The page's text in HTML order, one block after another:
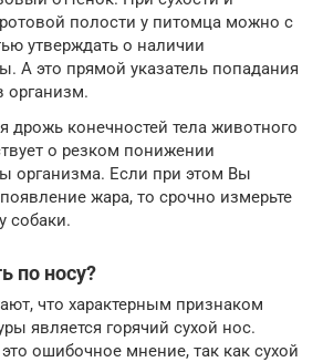
полости у питомца можно с
утверждать о наличии
А это прямой указатель попадания
организм.
дрожь конечностей тела животного
о резком понижении
организма. Если при этом Вы
появление жара, то срочно измерьте
собаки.
по носу?
что характерным признаком
является горячий сухой нос.
ошибочное мнение, так как сухой